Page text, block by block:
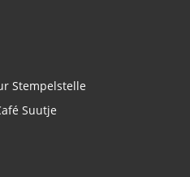
Stempelstelle
Suutje